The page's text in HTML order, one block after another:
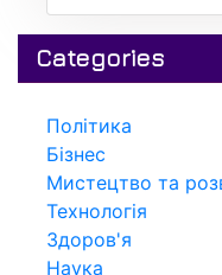
Categories
Політика
Бізнес
Мистецтво та
Технологія
Здоров'я
Наука